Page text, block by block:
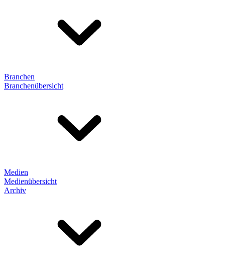
Branchen
Branchenübersicht
Medien
Medienübersicht
Archiv